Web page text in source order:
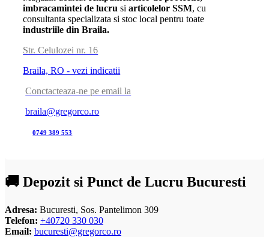
imbracamintei de lucru siarticolelor SSM, cu
consultanta specializata si stoc local pentru toate
industriile din Braila.
Str. Celulozei nr. 16
Braila, RO - vezi indicatii
Conctacteaza-ne pe email la
braila@gregorco.ro
0749 389 553
🚚 Depozit si Punct de Lucru Bucuresti
Adresa: Bucuresti, Sos. Pantelimon 309
Telefon: +40720 330 030
Email: bucuresti@gregorco.ro